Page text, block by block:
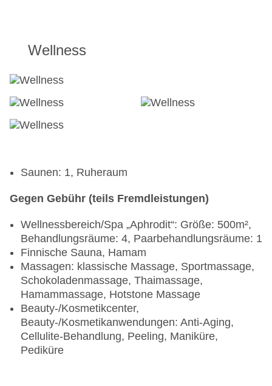
Wellness
Saunen: 1, Ruheraum
Gegen Gebühr (teils Fremdleistungen)
Wellnessbereich/Spa „Aphrodit“: Größe: 500m²,
Behandlungsräume: 4, Paarbehandlungsräume: 1
Finnische Sauna, Hamam
Massagen: klassische Massage, Sportmassage,
Schokoladenmassage, Thaimassage,
Hamammassage, Hotstone Massage
Beauty-/Kosmetikcenter,
Beauty-/Kosmetikanwendungen: Anti-Aging,
Cellulite-Behandlung, Peeling, Maniküre,
Pediküre